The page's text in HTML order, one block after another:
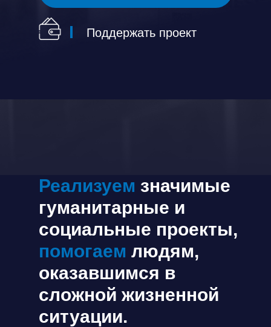
Поддержать проект
Реализуем значимые
гуманитарные и
социальные проекты,
помогаем людям,
оказавшимся в
сложной жизненной
ситуации.